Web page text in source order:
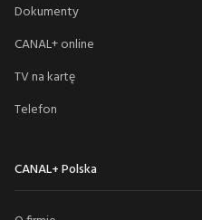
Dokumenty
CANAL+ online
TV na kartę
Telefon
CANAL+ Polska